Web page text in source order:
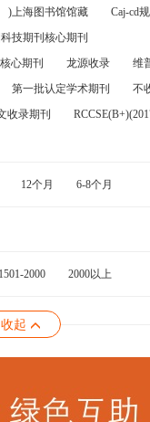
)上海图书馆馆藏 Caj-cd
技期刊核心期刊
心期刊
龙源收录
维
第一批认定学术期刊 不
收录期刊
12个月 6-8个月
1501-2000 2000以上
收起